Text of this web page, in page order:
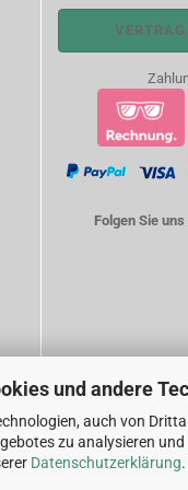
und andere
auch von
zu analysieren
Datenschutzerklärung.
VERTRAG
Folgen Sie